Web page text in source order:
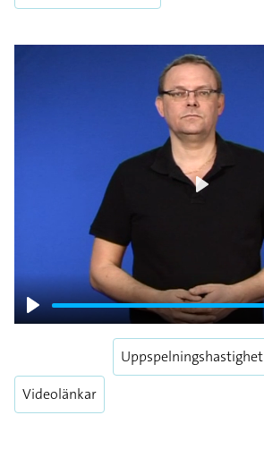
Play
Videolänkar
Uppspelningshastighet